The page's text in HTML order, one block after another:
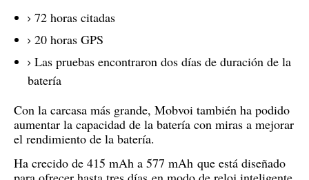
72 horas citadas
20 horas GPS
Las pruebas encontraron dos días de duración de la
batería
Con la carcasa más grande, Mobvoi también ha podido
aumentar la capacidad de la batería con miras a mejorar
el rendimiento de la batería.
Ha crecido de 415 mAh a 577 mAh que está diseñado